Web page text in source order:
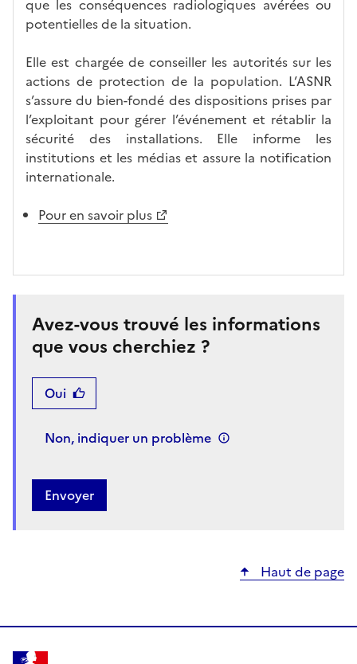
que les conséquences radiologiques avérées ou
potentielles de la situation.
Elle est chargée de conseiller les autorités sur les
actions de protection de la population. L’ASNR
s’assure du bien-fondé des dispositions prises par
l’exploitant pour gérer l’événement et rétablir la
sécurité des installations. Elle informe les
institutions et les médias et assure la notification
internationale.
Pour en savoir plus
Avez-vous trouvé les informations
que vous cherchiez ?
Oui
Non, indiquer un problème
Haut de page